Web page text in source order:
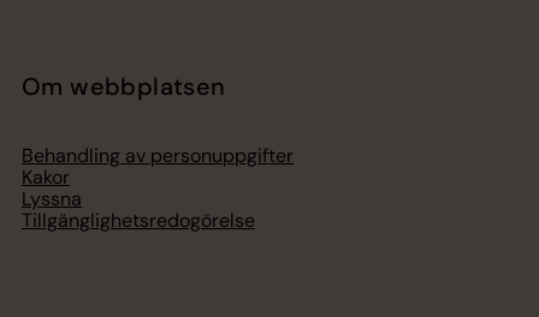
Om webbplatsen
Behandling av personuppgifter
Kakor
Lyssna
Tillgänglighetsredogörelse